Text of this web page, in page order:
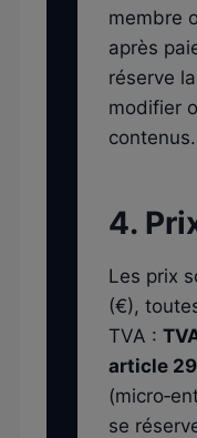
membre
après
réserve
modifier
contenus.
4.
Les prix
(€),
TVA :
article
se